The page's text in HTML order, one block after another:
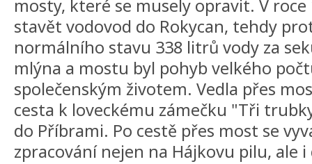
mosty, které se musely opravit. V roce
stavět vodovod do Rokycan, tehdy
normálního stavu 338 litrů vody za
mlýna a mostu byl pohyb velkého
společenským životem. Vedla přes
cesta k loveckému zámečku "Tři
do Příbrami. Po cestě přes most se
zpracování nejen na Hájkovu pilu, ale